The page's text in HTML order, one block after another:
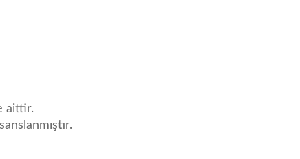
aittir.